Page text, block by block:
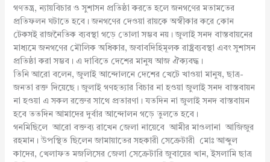
গণতন্ত্র, ন্যায়বিচার ও সুশাসন প্রতিষ্ঠা করতে হলে জনগণের মতামতের
প্রতিফলন ঘটাতে হবে। জনগণের দেওয়া রায়কে অস্বীকার করে কোন
টেকসই রাজনৈতিক ব্যবস্থা গড়ে তোলা সম্ভব নয়। জুলাই সনদ বাস্তবায়নের
মাধ্যমে জনগণের মৌলিক অধিকার, জবাবদিহিমূলক রাষ্ট্রব্যবস্থা এবং সুশাসন
প্রতিষ্ঠা করা সম্ভব। এ দাবিতে দেশের মানুষ আজ ঐক্যবদ্ধ।
তিনি আরো বলেন, জুলাই আন্দোলনে দেশের খেটে খাওয়া মানুষ, ছাত্র-
জনতা রক্ত দিয়েছে। জুলাই গণহত্যার বিচার না হওয়া জুলাই সনদ বাস্তবায়ন
না হওয়া এ সকল রক্তের সাথে প্রতারণা। যতদিন না জুলাই সনদ বাস্তবায়ন
হবে ততদিন আমাদের দুর্বার আন্দোলন গড়ে তুলতে হবে।
গনমিছিলে আরো বক্তব্য রাখেন জেলা নায়েবে আমীর মাওলানা আজিজুর
রহমান। উপস্থিত ছিলেন জামায়াতের সহকারী সেক্রেটারী মোঃ আব্দুল
কাদের, খেলাফত মজলিসের জেলা সেক্রেটারি জুবায়ের খান, ইসলামি ছাত্র